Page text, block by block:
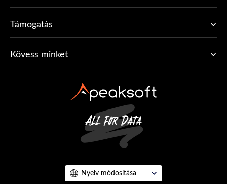
Támogatás
Kövess minket
Nyelv módosítása